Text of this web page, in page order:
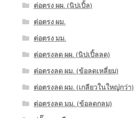
ต่อตรง ผผ. (นิปเปิ้ล)
ต่อตรง ผม.
ต่อตรง มม.
ต่อตรงลด ผผ. (นิปเปิ้ลลด)
ต่อตรงลด ผม. (ข้อลดเหลี่ยม)
ต่อตรงลด ผม. (เกลียวในใหญ่กว่า)
ต่อตรงลด มม. (ข้อลดกลม)